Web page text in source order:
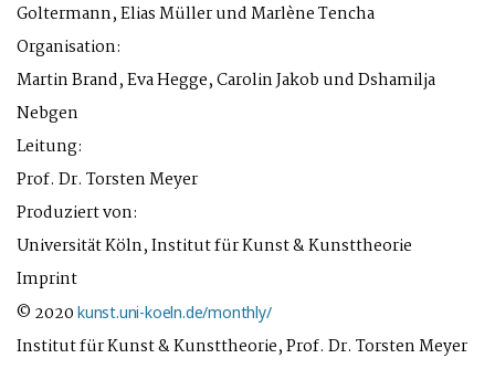
Goltermann, Elias Müller und Marlène Tencha
Organisation:
Martin Brand, Eva Hegge, Carolin Jakob und Dshamilja
Nebgen
Leitung:
Prof. Dr. Torsten Meyer
Produziert von:
Universität Köln, Institut für Kunst & Kunsttheorie
Imprint
© 2020 kunst.uni-koeln.de/monthly/
Institut für Kunst & Kunsttheorie, Prof. Dr. Torsten Meyer